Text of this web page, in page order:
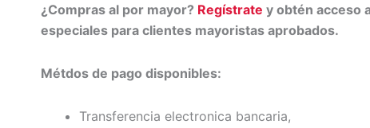
¿Compras al por mayor? Regístrate y obtén acceso
especiales para clientes mayoristas aprobados.
Métdos de pago disponibles:
Transferencia electronica bancaria,